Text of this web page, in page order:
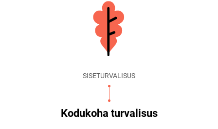
SISETURVALISUS
Kodukoha turvalisus